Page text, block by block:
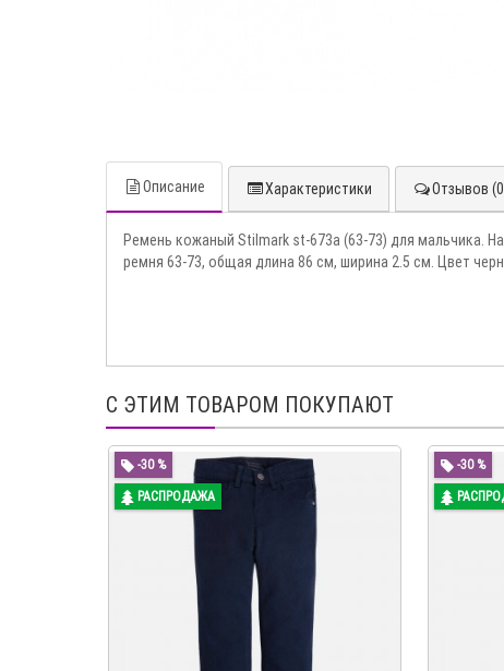
Описание Характеристики Отзывов
Ремень кожаный Stilmark st-673a (63-73) для мальчика.
ремня 63-73, общая длина 86 см, ширина 2.5 см. Цвет
С ЭТИМ ТОВАРОМ ПОКУПАЮТ
-30 %
РАСПРОДАЖА
-30 %